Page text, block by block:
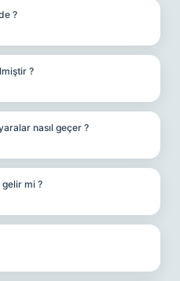
?
?
nasıl geçer ?
mi ?